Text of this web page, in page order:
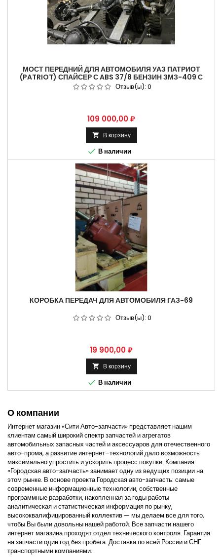
МОСТ ПЕРЕДНИЙ ДЛЯ АВТОМОБИЛЯ УАЗ ПАТРИОТ
(PATRIOT) СПАЙСЕР С ABS 37/8 БЕНЗИН ЗМЗ-409 С
ОТКРЫТЫМИ КУЛАКАМИ НОВОГО ОБРАЗЦА .
Отзыв(ы): 0
Цена
109 000,00 ₽
 В корзину
 В наличии
КОРОБКА ПЕРЕДАЧ ДЛЯ АВТОМОБИЛЯ ГАЗ-69
Отзыв(ы): 0
Цена
19 900,00 ₽
 В корзину
 В наличии
О компании
Интернет магазин «Сити Авто-запчасти» представляет нашим
клиентам самый широкий спектр запчастей и агрегатов
автомобильных запасных частей и аксессуаров для отечественного
авто-прома, а развитие интернет–технологий дало возможность
максимально упростить и ускорить процесс покупки. Компания
«Городская авто-запчасть» занимает одну из ведущих позиции на
этом рынке. В основе проекта Городская авто-запчасть: самые
современные информационные технологии, собственные
программные разработки, накопленная за годы работы
аналитическая и статистическая информация по рынку,
высококвалифицированный коллектив — мы делаем все для того,
чтобы Вы были довольны нашей работой. Все запчасти нашего
интернет магазина проходят отдел технического контроля. Гарантия
на запчасти один год без пробега. Доставка по всей России и СНГ
транспортными компаниями.